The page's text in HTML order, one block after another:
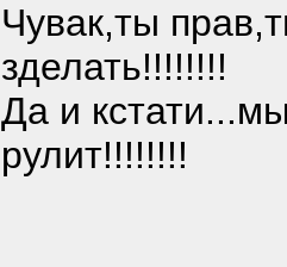
Чувак,ты
зделать!!!!!!!!
Да и
рулит!!!!!!!!